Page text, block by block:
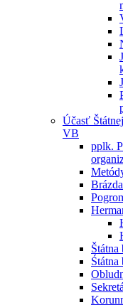
Účasť
VB
pplk.